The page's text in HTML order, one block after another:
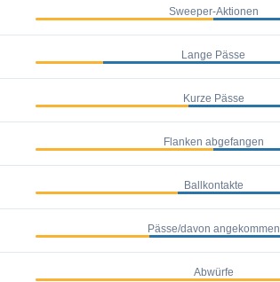
Sweeper-Aktionen
Lange Pässe
Kurze Pässe
Flanken abgefangen
Ballkontakte
Pässe/davon angekommen
Abwürfe